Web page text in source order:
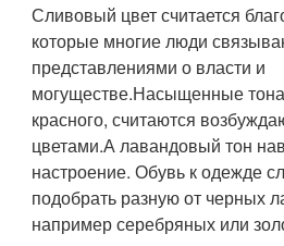
Сливовый цвет считается
которые многие люди
представлениями о власти и
могуществе.Насыщенные
красного, считаются
цветами.А лавандовый тон
настроение. Обувь к одежде
подобрать разную от черных
например серебряных или